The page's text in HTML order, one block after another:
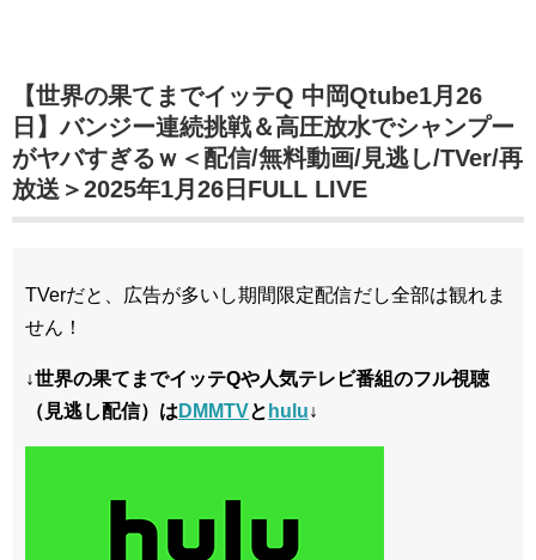
【世界の果てまでイッテQ 中岡Qtube1月26
日】バンジー連続挑戦＆高圧放水でシャンプー
がヤバすぎるｗ＜配信/無料動画/見逃し/TVer/再
放送＞2025年1月26日FULL LIVE
TVerだと、広告が多いし期間限定配信だし全部は観れま
せん！
↓世界の果てまでイッテQや人気テレビ番組のフル視聴
（見逃し配信）は DMMTVと hulu↓